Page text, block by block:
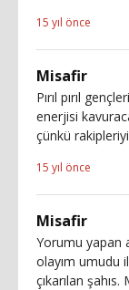
15 yıl önce
Misafir
Pırıl pırıl
enerjisi
çünkü
15 yıl önce
Misafir
Yorumu yapan
olayım umudu
çıkarılan